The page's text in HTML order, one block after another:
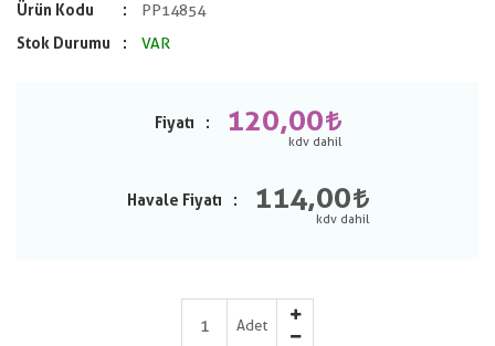
Ürün Kodu
PP14854
Stok Durumu
VAR
Fiyatı 120,00
Havale Fiyatı 114,00
Adet